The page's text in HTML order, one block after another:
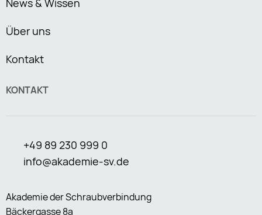
News & Wissen
Über uns
Kontakt
KONTAKT
+49 89 230 999 0
info@akademie-sv.de
Akademie der Schraubverbindung
Bäckergasse 8a